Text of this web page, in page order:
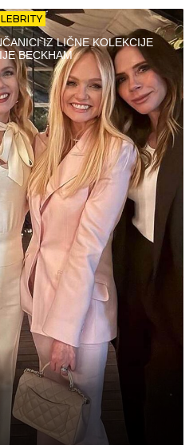
IZ LIČNE KOLEKCIJE
BECKHAM